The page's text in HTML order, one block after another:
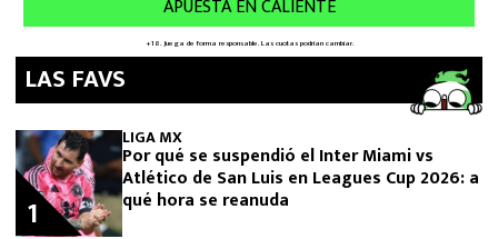
LAS FAVS
LIGA MX
Por qué se suspendió el Inter Miami vs
Atlético de San Luis en Leagues Cup 2026: a
qué hora se reanuda
1